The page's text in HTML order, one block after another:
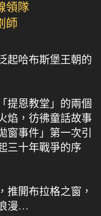
領隊
師
起哈布斯堡王朝的
提恩教堂」的兩個
焰，彷彿童話故事
窗事件」第一次引
三十年戰爭的序
推開布拉格之窗，
漫…